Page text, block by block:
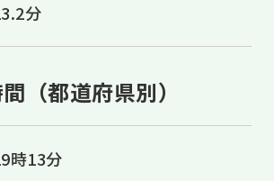
分
（都道府県別）
時13分